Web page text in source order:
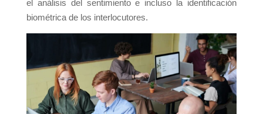
el análisis del sentimiento e incluso la identificación
biométrica de los interlocutores.